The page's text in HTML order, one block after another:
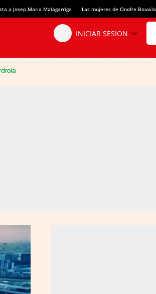
a Josep Maria Malagarriga Las mujeres de Onofre Bouvila